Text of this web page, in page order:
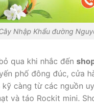
Nhập Khẩu đường
qua khi nhắc đến
phố đông đúc, cửa
càng từ các nguồn
và táo Rockit mini.